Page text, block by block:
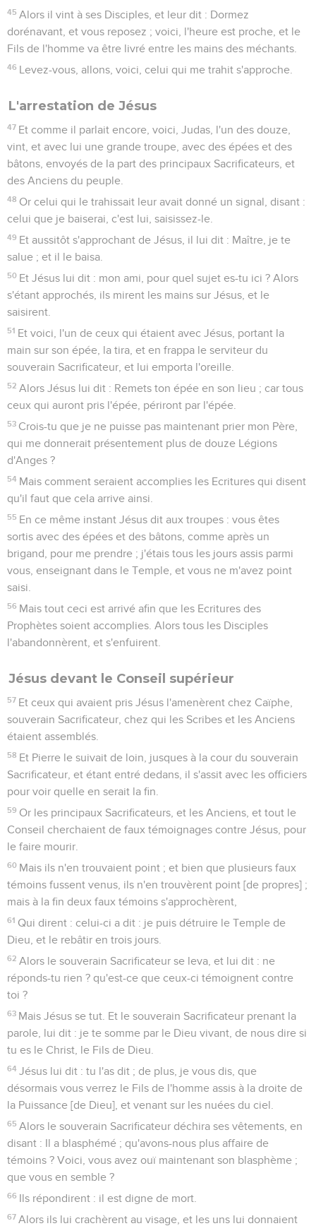
45 Alors il vint à ses Disciples, et leur dit : Dormez
dorénavant, et vous reposez ; voici, l'heure est proche, et le
Fils de l'homme va être livré entre les mains des méchants.
46 Levez-vous, allons, voici, celui qui me trahit s'approche.
L'arrestation de Jésus
47 Et comme il parlait encore, voici, Judas, l'un des douze,
vint, et avec lui une grande troupe, avec des épées et des
bâtons, envoyés de la part des principaux Sacrificateurs, et
des Anciens du peuple.
48 Or celui qui le trahissait leur avait donné un signal, disant :
celui que je baiserai, c'est lui, saisissez-le.
49 Et aussitôt s'approchant de Jésus, il lui dit : Maître, je te
salue ; et il le baisa.
50 Et Jésus lui dit : mon ami, pour quel sujet es-tu ici ? Alors
s'étant approchés, ils mirent les mains sur Jésus, et le
saisirent.
51 Et voici, l'un de ceux qui étaient avec Jésus, portant la
main sur son épée, la tira, et en frappa le serviteur du
souverain Sacrificateur, et lui emporta l'oreille.
52 Alors Jésus lui dit : Remets ton épée en son lieu ; car tous
ceux qui auront pris l'épée, périront par l'épée.
53 Crois-tu que je ne puisse pas maintenant prier mon Père,
qui me donnerait présentement plus de douze Légions
d'Anges ?
54 Mais comment seraient accomplies les Ecritures qui disent
qu'il faut que cela arrive ainsi.
55 En ce même instant Jésus dit aux troupes : vous êtes
sortis avec des épées et des bâtons, comme après un
brigand, pour me prendre ; j'étais tous les jours assis parmi
vous, enseignant dans le Temple, et vous ne m'avez point
saisi.
56 Mais tout ceci est arrivé afin que les Ecritures des
Prophètes soient accomplies. Alors tous les Disciples
l'abandonnèrent, et s'enfuirent.
Jésus devant le Conseil supérieur
57 Et ceux qui avaient pris Jésus l'amenèrent chez Caïphe,
souverain Sacrificateur, chez qui les Scribes et les Anciens
étaient assemblés.
58 Et Pierre le suivait de loin, jusques à la cour du souverain
Sacrificateur, et étant entré dedans, il s'assit avec les officiers
pour voir quelle en serait la fin.
59 Or les principaux Sacrificateurs, et les Anciens, et tout le
Conseil cherchaient de faux témoignages contre Jésus, pour
le faire mourir.
60 Mais ils n'en trouvaient point ; et bien que plusieurs faux
témoins fussent venus, ils n'en trouvèrent point [de propres] ;
mais à la fin deux faux témoins s'approchèrent,
61 Qui dirent : celui-ci a dit : je puis détruire le Temple de
Dieu, et le rebâtir en trois jours.
62 Alors le souverain Sacrificateur se leva, et lui dit : ne
réponds-tu rien ? qu'est-ce que ceux-ci témoignent contre
toi ?
63 Mais Jésus se tut. Et le souverain Sacrificateur prenant la
parole, lui dit : je te somme par le Dieu vivant, de nous dire si
tu es le Christ, le Fils de Dieu.
64 Jésus lui dit : tu l'as dit ; de plus, je vous dis, que
désormais vous verrez le Fils de l'homme assis à la droite de
la Puissance [de Dieu], et venant sur les nuées du ciel.
65 Alors le souverain Sacrificateur déchira ses vêtements, en
disant : Il a blasphémé ; qu'avons-nous plus affaire de
témoins ? Voici, vous avez ouï maintenant son blasphème ;
que vous en semble ?
66 Ils répondirent : il est digne de mort.
67 Alors ils lui crachèrent au visage, et les uns lui donnaient